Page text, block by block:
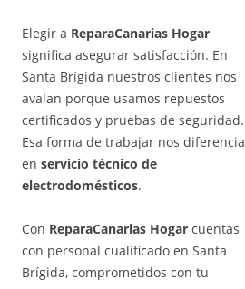
Elegir a ReparaCanarias Hogar
significa asegurar satisfacción. En
Santa Brígida nuestros clientes nos
avalan porque usamos repuestos
certificados y pruebas de seguridad.
Esa forma de trabajar nos diferencia
en servicio técnico de
electrodomésticos.
Con ReparaCanarias Hogar cuentas
con personal cualificado en Santa
Brígida, comprometidos con tu